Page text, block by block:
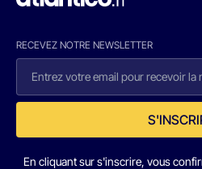
RECEVEZ NOTRE NEWSLETTER
En cliquant sur s'inscrire, vous